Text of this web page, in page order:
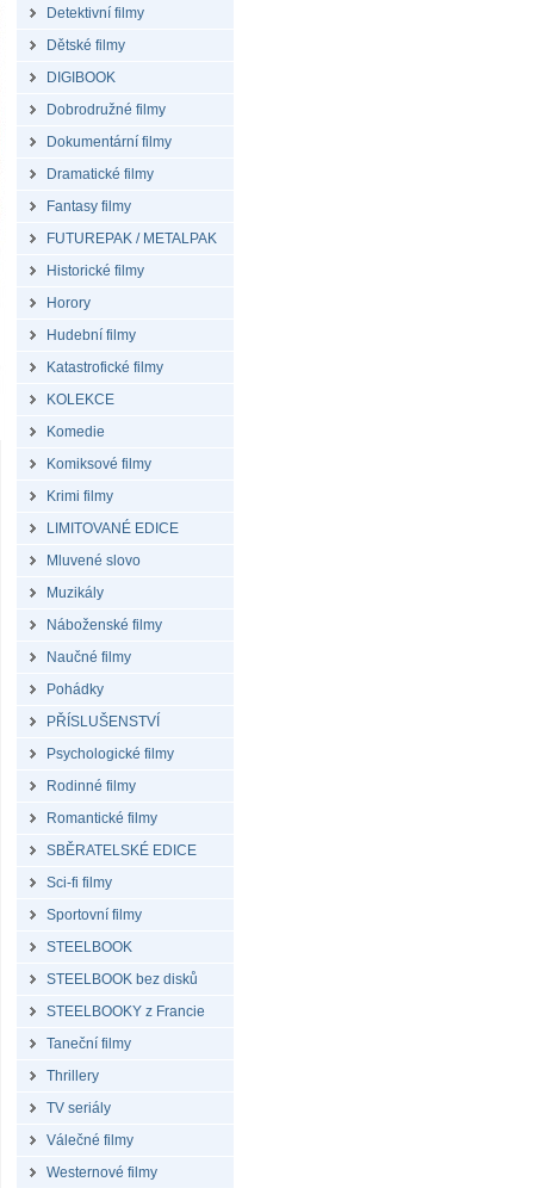
Detektivní filmy
Dětské filmy
DIGIBOOK
Dobrodružné filmy
Dokumentární filmy
Dramatické filmy
Fantasy filmy
FUTUREPAK / METALPAK
Historické filmy
Horory
Hudební filmy
Katastrofické filmy
KOLEKCE
Komedie
Komiksové filmy
Krimi filmy
LIMITOVANÉ EDICE
Mluvené slovo
Muzikály
Náboženské filmy
Naučné filmy
Pohádky
PŘÍSLUŠENSTVÍ
Psychologické filmy
Rodinné filmy
Romantické filmy
SBĚRATELSKÉ EDICE
Sci-fi filmy
Sportovní filmy
STEELBOOK
STEELBOOK bez disků
STEELBOOKY z Francie
Taneční filmy
Thrillery
TV seriály
Válečné filmy
Westernové filmy